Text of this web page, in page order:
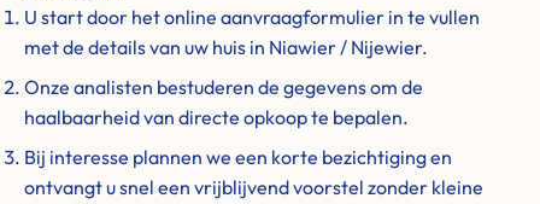
U start door het online aanvraagformulier in te vullen
met de details van uw huis in Niawier / Nijewier.
Onze analisten bestuderen de gegevens om de
haalbaarheid van directe opkoop te bepalen.
Bij interesse plannen we een korte bezichtiging en
ontvangt u snel een vrijblijvend voorstel zonder kleine